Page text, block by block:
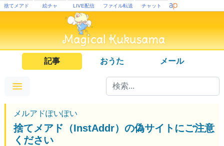
捨てメアド 絵チャ LIVE配信 ファイル転送 チャット
記事 おうた メール
メルアドぽいぽい
捨てメアド（InstAddr）の偽サイトにご注意
ください